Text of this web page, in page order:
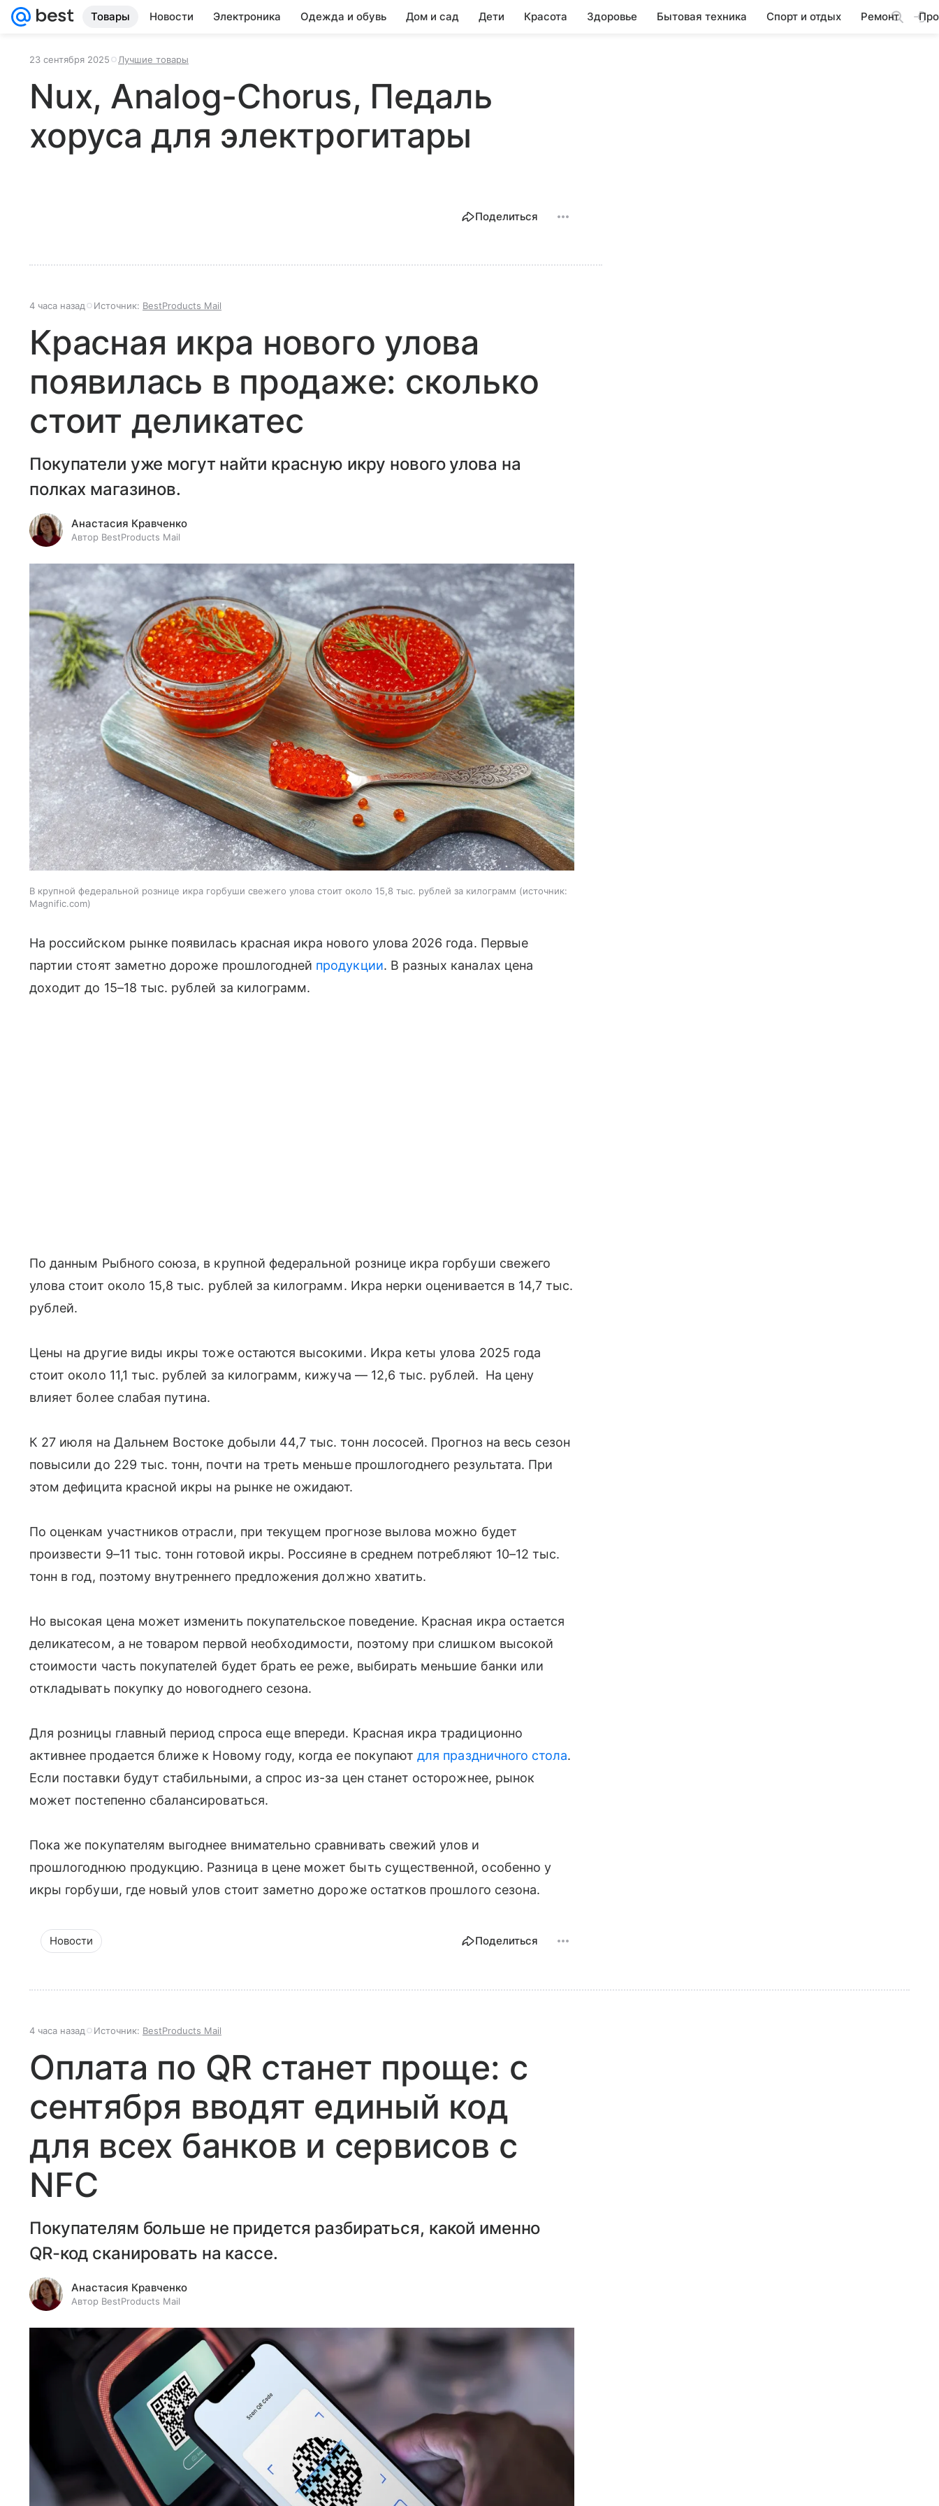
Товары Новости Электроника Одежда и обувь Дом и сад Дети Красота Здоровье Бытовая техника Спорт и отдых Ремонт
23 сентября 2025 Лучшие товары
Nux, Analog-Chorus, Педаль
хоруса для электрогитары
Поделиться
4 часа назад Источник: BestProducts Mail
Красная икра нового улова
появилась в продаже: сколько
стоит деликатес
Покупатели уже могут найти красную икру нового улова на
полках магазинов.
Анастасия Кравченко
Автор BestProducts Mail
В крупной федеральной рознице икра горбуши свежего улова стоит около 15,8 тыс. рублей за килограмм
источник:
Magnific.com
На российском рынке появилась красная икра нового улова 2026 года. Первые
партии стоят заметно дороже прошлогодней продукции. В разных каналах цена
доходит до 15–18 тыс. рублей за килограмм.
По данным Рыбного союза, в крупной федеральной рознице икра горбуши свежего
улова стоит около 15,8 тыс. рублей за килограмм. Икра нерки оценивается в 14,7 тыс.
рублей.
Цены на другие виды икры тоже остаются высокими. Икра кеты улова 2025 года
стоит около 11,1 тыс. рублей за килограмм, кижуча — 12,6 тыс. рублей. На цену
влияет более слабая путина.
К 27 июля на Дальнем Востоке добыли 44,7 тыс. тонн лососей. Прогноз на весь сезон
повысили до 229 тыс. тонн, почти на треть меньше прошлогоднего результата. При
этом дефицита красной икры на рынке не ожидают.
По оценкам участников отрасли, при текущем прогнозе вылова можно будет
произвести 9–11 тыс. тонн готовой икры. Россияне в среднем потребляют 10–12 тыс.
тонн в год, поэтому внутреннего предложения должно хватить.
Но высокая цена может изменить покупательское поведение. Красная икра остается
деликатесом, а не товаром первой необходимости, поэтому при слишком высокой
стоимости часть покупателей будет брать ее реже, выбирать меньшие банки или
откладывать покупку до новогоднего сезона.
Для розницы главный период спроса еще впереди. Красная икра традиционно
активнее продается ближе к Новому году, когда ее покупаютдля праздничного стола.
Если поставки будут стабильными, а спрос из-за цен станет осторожнее, рынок
может постепенно сбалансироваться.
Пока же покупателям выгоднее внимательно сравнивать свежий улов и
прошлогоднюю продукцию. Разница в цене может быть существенной, особенно у
икры горбуши, где новый улов стоит заметно дороже остатков прошлого сезона.
Новости Поделиться
4 часа назад Источник: BestProducts Mail
Оплата по QR станет проще: с
сентября вводят единый код
для всех банков и сервисов с
NFC
Покупателям больше не придется разбираться, какой именно
QR-код сканировать на кассе.
Анастасия Кравченко
Автор BestProducts Mail